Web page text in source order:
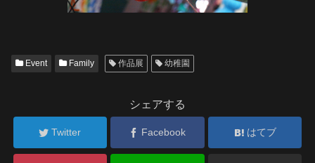
Event Family 作品展 幼稚園
シェアする
Twitter Facebook はてブ